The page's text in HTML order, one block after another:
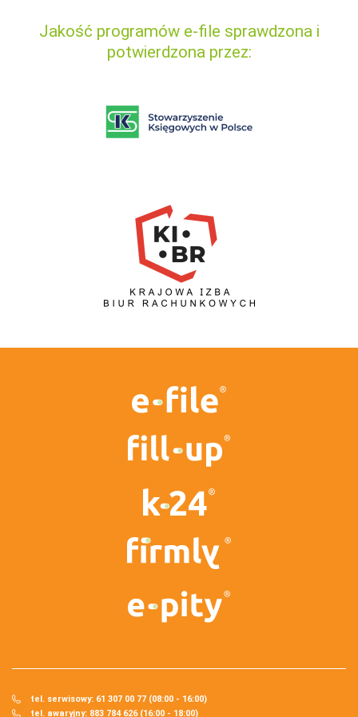
Jakość programów e-file sprawdzona i
potwierdzona przez:
tel. serwisowy: 61 307 00 77 (08:00 - 16:00)
tel. awaryjny: 883 784 626 (16:00 - 18:00)